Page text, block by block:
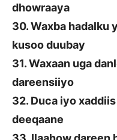
dhowraaya
30. Waxba hadalku
kusoo duubay
31. Waxaan uga
dareensiiyo
32. Duca iyo
deeqaane